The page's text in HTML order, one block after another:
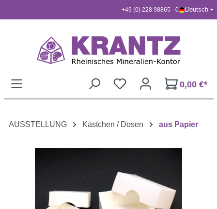
+49 (0) 228 98865 - 0 Deutsch
0,00 €*
AUSSTELLUNG Kästchen / Dosen aus Papier